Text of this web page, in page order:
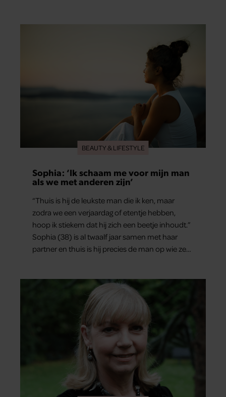
BEAUTY & LIFESTYLE
Sophia: ‘Ik schaam me voor mijn man
als we met anderen zijn’
“Thuis is hij de leukste man die ik ken, maar
zodra we een verjaardag of etentje hebben,
hoop ik stiekem dat hij zich een beetje inhoudt.”
Sophia (38) is al twaalf jaar samen met haar
partner en thuis is hij precies de man op wie ze
ze samen onder de mensen zijn.